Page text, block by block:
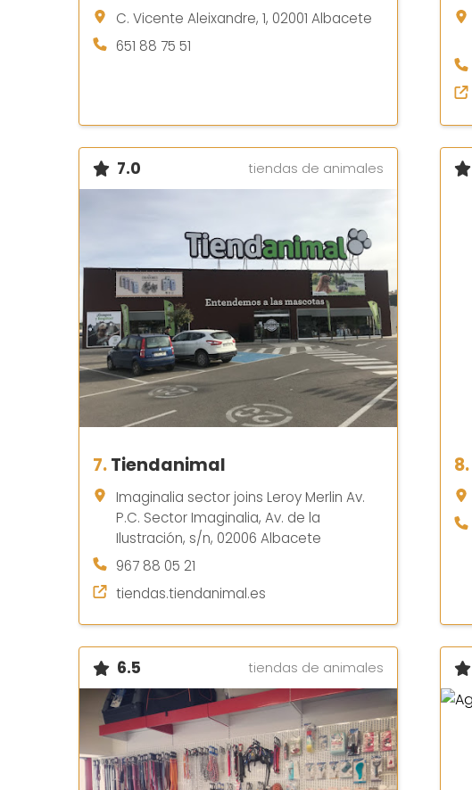
C. Vicente Aleixandre, 1, 02001 Albacete
651 88 75 51
7.0 tiendas de animales
7.Tiendanimal
Imaginalia sector joins Leroy Merlin Av.
P.C. Sector Imaginalia, Av. de la
Ilustración, s/n, 02006 Albacete
967 88 05 21
tiendas.tiendanimal.es
8.
6.5 tiendas de animales